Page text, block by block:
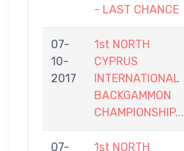
- LAST CHANCE
07-
10-
2017
1st NORTH
CYPRUS
INTERNATIONAL
BACKGAMMON
CHAMPIONSHIP...
07-
1st NORTH